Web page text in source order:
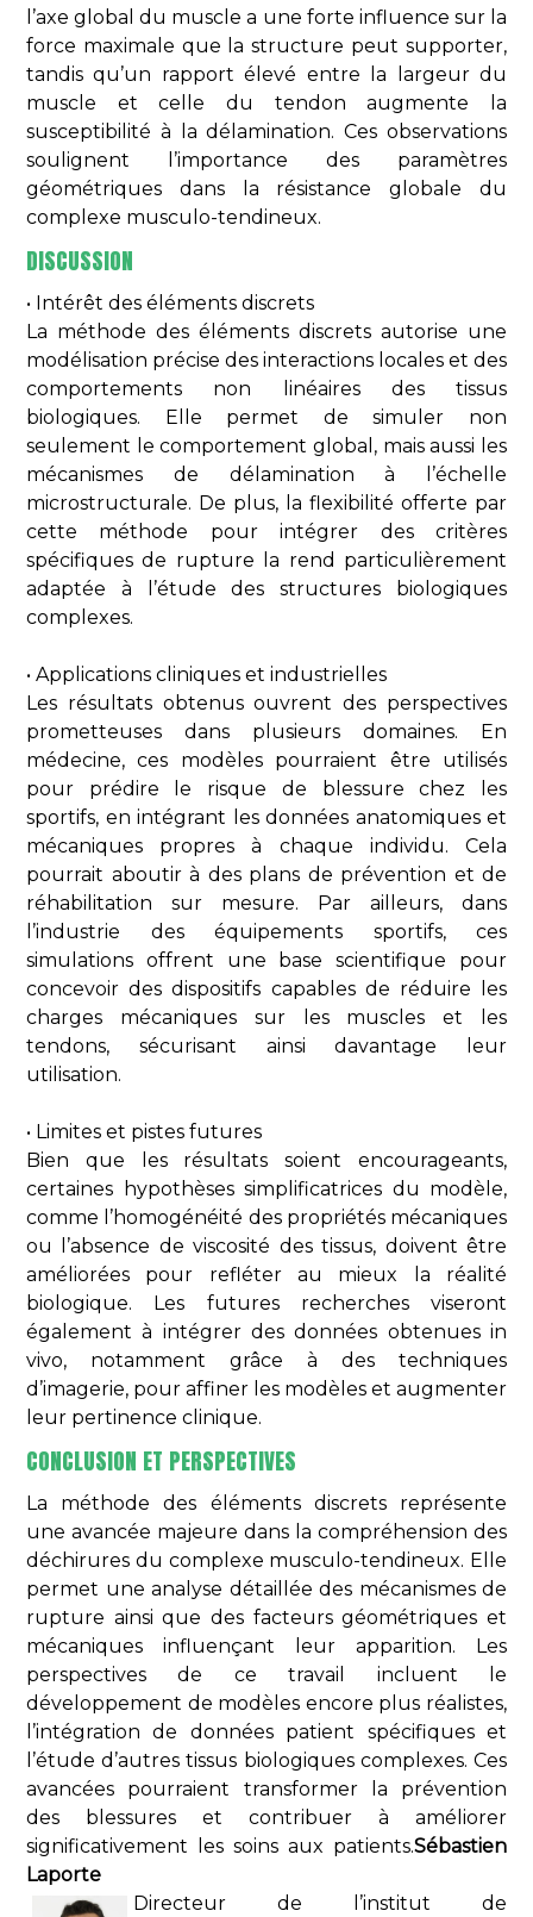
l’axe global du muscle a une forte influence sur la
force maximale que la structure peut supporter,
tandis qu’un rapport élevé entre la largeur du
muscle et celle du tendon augmente la
susceptibilité à la délamination. Ces observations
soulignent l’importance des paramètres
géométriques dans la résistance globale du
complexe musculo-tendineux.
DISCUSSION
• Intérêt des éléments discrets
La méthode des éléments discrets autorise une
modélisation précise des interactions locales et des
comportements non linéaires des tissus
biologiques. Elle permet de simuler non
seulement le comportement global, mais aussi les
mécanismes de délamination à l’échelle
microstructurale. De plus, la flexibilité offerte par
cette méthode pour intégrer des critères
spécifiques de rupture la rend particulièrement
adaptée à l’étude des structures biologiques
complexes.
• Applications cliniques et industrielles
Les résultats obtenus ouvrent des perspectives
prometteuses dans plusieurs domaines. En
médecine, ces modèles pourraient être utilisés
pour prédire le risque de blessure chez les
sportifs, en intégrant les données anatomiques et
mécaniques propres à chaque individu. Cela
pourrait aboutir à des plans de prévention et de
réhabilitation sur mesure. Par ailleurs, dans
l’industrie des équipements sportifs, ces
simulations offrent une base scientifique pour
concevoir des dispositifs capables de réduire les
charges mécaniques sur les muscles et les
tendons, sécurisant ainsi davantage leur
utilisation.
• Limites et pistes futures
Bien que les résultats soient encourageants,
certaines hypothèses simplificatrices du modèle,
comme l’homogénéité des propriétés mécaniques
ou l’absence de viscosité des tissus, doivent être
améliorées pour refléter au mieux la réalité
biologique. Les futures recherches viseront
également à intégrer des données obtenues in
vivo, notamment grâce à des techniques
d’imagerie, pour affiner les modèles et augmenter
leur pertinence clinique.
CONCLUSION ET PERSPECTIVES
La méthode des éléments discrets représente
une avancée majeure dans la compréhension des
déchirures du complexe musculo-tendineux. Elle
permet une analyse détaillée des mécanismes de
rupture ainsi que des facteurs géométriques et
mécaniques influençant leur apparition. Les
perspectives de ce travail incluent le
développement de modèles encore plus réalistes,
l’intégration de données patient spécifiques et
l’étude d’autres tissus biologiques complexes. Ces
avancées pourraient transformer la prévention
des blessures et contribuer à améliorer
significativement les soins aux patients.Sébastien
Laporte
Directeur de l’institut de